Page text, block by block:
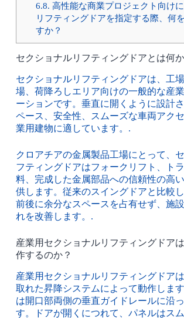
6.8. 高性能な商業プロジェクト向け
リフティングドアを指定する際、何
すか？
セクショナルリフティングドアとは何
セクショナルリフティングドアは、工
場、荷降ろしエリア向けの一般的な産
ーションです。垂直に開くように設計
ペース、安全性、スムーズな車両アク
業用建物に適しています。.
クロアチアの金属製品工場にとって、
フティングドアはフォークリフト、ト
料、完成した金属部品への信頼性の高
供します。従来のスイングドアと比較
前後に余分なスペースを占有せず、施
れを改善します。.
産業用セクショナルリフティングドア
作するのか？
産業用セクショナルリフティングドア
取れた昇降システムによって動作しま
は開口部両側の垂直ガイドレールに沿
す。ドアが開くにつれて、パネルはス